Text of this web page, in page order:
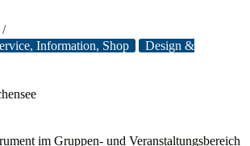
Information, Shop
Design &
im Gruppen- und Veranstaltungsbereich